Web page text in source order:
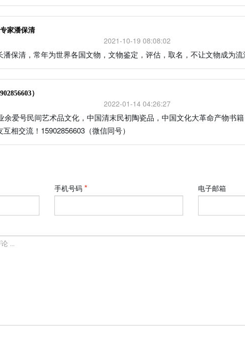
家潘保清
2021-10-19 08:08:02
保清，常年为世界各国文物，文物鉴定，评估，取名，不让文物成为流
）
2022-01-14 04:26:27
余爱号民间艺术品文化，中国清末民初陶瓷品，中国文化大革命产物书
相交流！15902856603（微信同号）
手机号码 电子邮箱